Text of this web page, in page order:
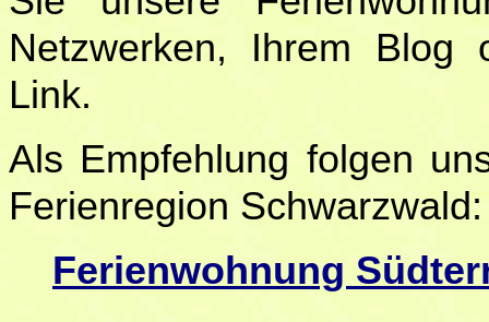
Netzwerken, Ihrem Blog
Link.
Als Empfehlung folgen
Ferienregion Schwarzwald:
Ferienwohnung